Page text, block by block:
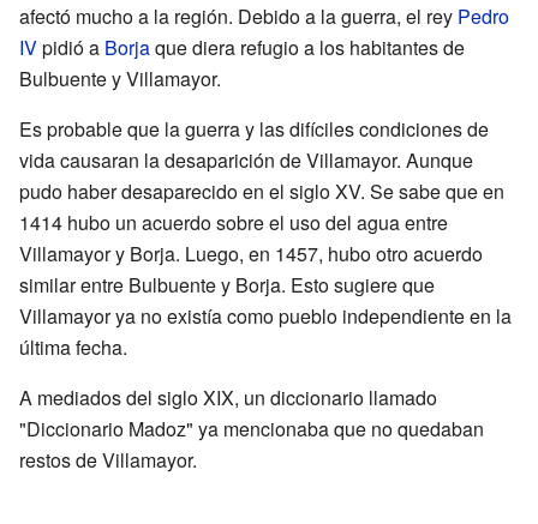
afectó mucho a la región. Debido a la guerra, el rey Pedro
IVpidió a Borjaque diera refugio a los habitantes de
Bulbuente y Villamayor.
Es probable que la guerra y las difíciles condiciones de
vida causaran la desaparición de Villamayor. Aunque
pudo haber desaparecido en el siglo XV. Se sabe que en
1414 hubo un acuerdo sobre el uso del agua entre
Villamayor y Borja. Luego, en 1457, hubo otro acuerdo
similar entre Bulbuente y Borja. Esto sugiere que
Villamayor ya no existía como pueblo independiente en la
última fecha.
A mediados del siglo XIX, un diccionario llamado
"Diccionario Madoz" ya mencionaba que no quedaban
restos de Villamayor.